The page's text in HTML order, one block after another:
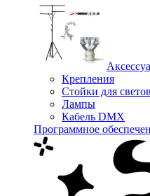
Крепления
Стойки для
Лампы
Кабель DMX
Программное